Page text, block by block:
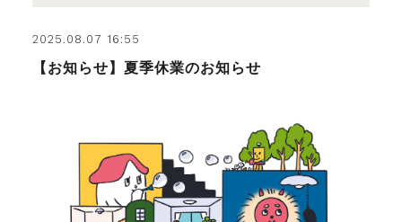
2025.08.07 16:55
【お知らせ】夏季休業のお知らせ